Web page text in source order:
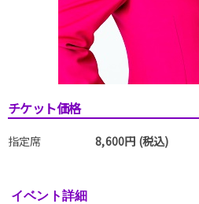
チケット価格
指定席 8,600円 (税込)
イベント詳細